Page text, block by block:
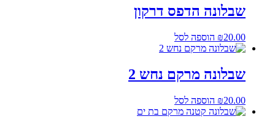
שבלונה הדפס דרקון
₪20.00 הוספה לסל
שבלונה מרקם נחש 2
₪20.00 הוספה לסל